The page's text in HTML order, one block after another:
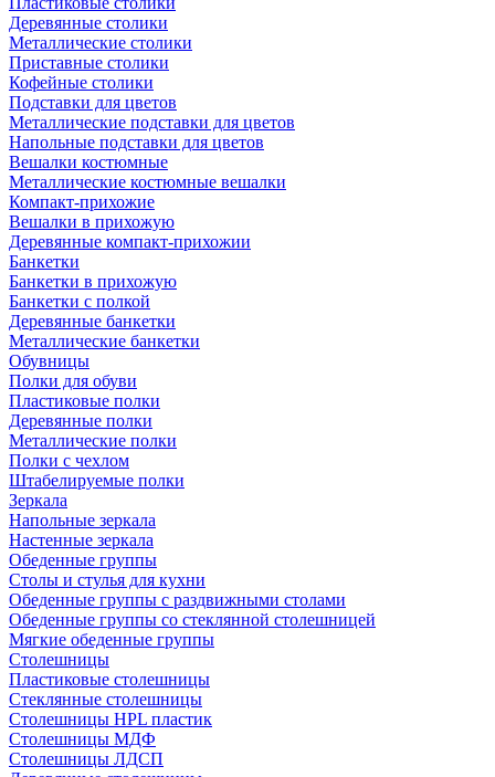
Деревянные столики
Металлические столики
Приставные столики
Кофейные столики
Подставки для цветов
Металлические подставки для цветов
Напольные подставки для цветов
Вешалки костюмные
Металлические костюмные вешалки
Компакт-прихожие
Вешалки в прихожую
Деревянные компакт-прихожии
Банкетки
Банкетки в прихожую
Банкетки с полкой
Деревянные банкетки
Металлические банкетки
Обувницы
Полки для обуви
Пластиковые полки
Деревянные полки
Металлические полки
Полки с чехлом
Штабелируемые полки
Зеркала
Напольные зеркала
Настенные зеркала
Обеденные группы
Столы и стулья для кухни
Обеденные группы с раздвижными столами
Обеденные группы со стеклянной столешницей
Мягкие обеденные группы
Столешницы
Пластиковые столешницы
Стеклянные столешницы
Столешницы HPL пластик
Столешницы МДФ
Столешницы ЛДСП